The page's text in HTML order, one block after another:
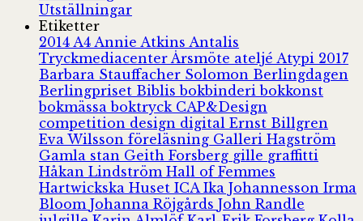
Utställningar
Etiketter
2014 A4 Annie Atkins Antalis
Tryckmediacenter Årsmöte ateljé Atypi 2017
Barbara Stauffacher Solomon Berlingdagen
Berlingpriset Biblisbokbinderibokkonst
bokmässaboktryck CAP&Design
competition design digital Ernst Billgren
Eva Wilsson föreläsning Galleri Hagström
Gamla stan Geith Forsberg gille graffitti
Håkan Lindström Hall of Femmes
Hartwickska Huset ICA Ika Johannesson Irma
Bloom Johanna Röjgårds John Randle